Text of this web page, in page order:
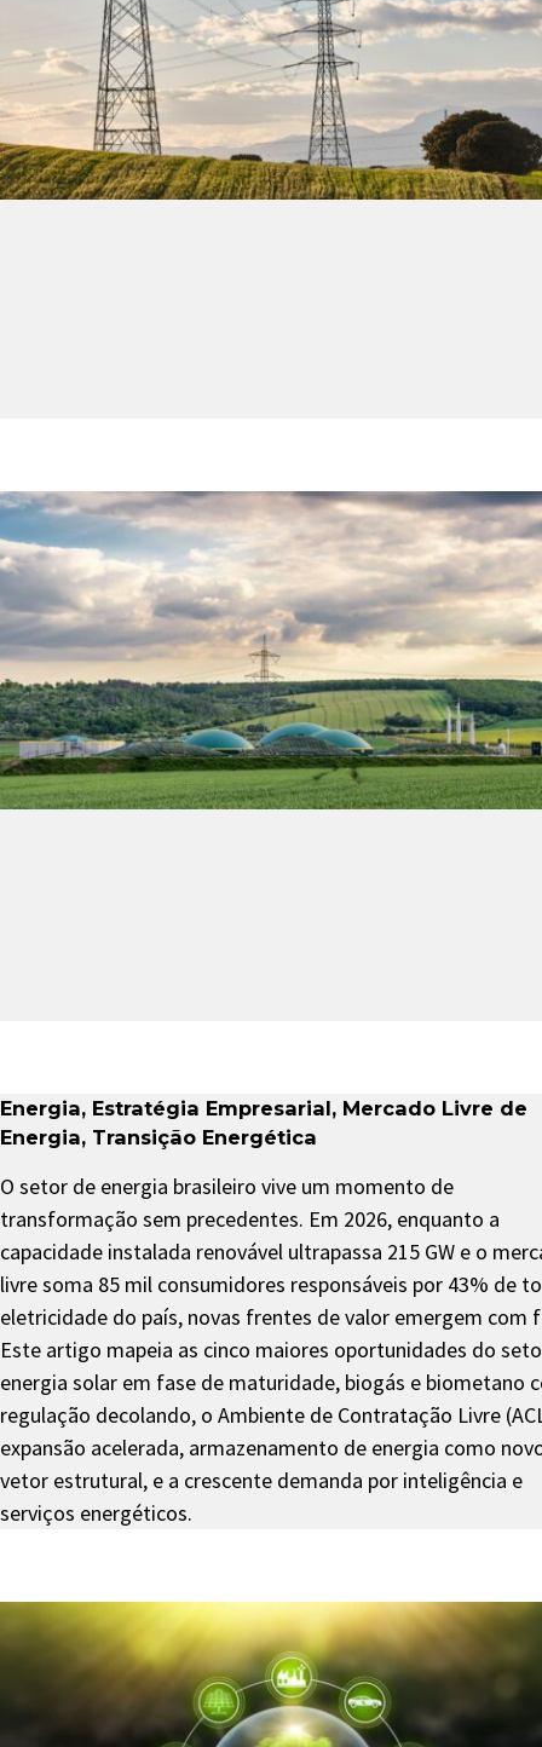
Energia, Estratégia Empresarial, Mercado Livre de
Energia, Transição Energética
O setor de energia brasileiro vive um momento de
transformação sem precedentes. Em 2026, enquanto a
capacidade instalada renovável ultrapassa 215 GW e o
livre soma 85 mil consumidores responsáveis por 43% de
eletricidade do país, novas frentes de valor emergem com
Este artigo mapeia as cinco maiores oportunidades do
energia solar em fase de maturidade, biogás e biometano
regulação decolando, o Ambiente de Contratação Livre
expansão acelerada, armazenamento de energia como
vetor estrutural, e a crescente demanda por inteligência e
serviços energéticos.